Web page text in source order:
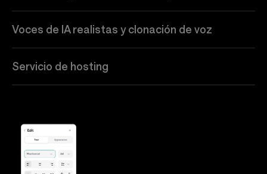
Voces de IA realistas y clonación de voz
Servicio de hosting